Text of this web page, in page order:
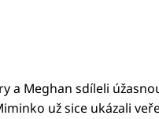
a Meghan sdíleli
už sice ukázali